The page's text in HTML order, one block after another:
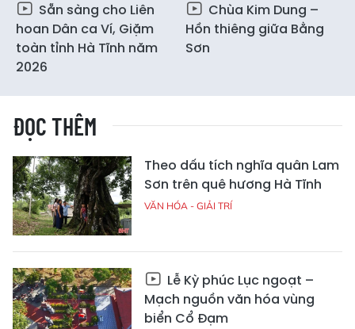
Sẵn sàng cho Liên
hoan Dân ca Ví, Giặm
toàn tỉnh Hà Tĩnh năm
2026
Chùa Kim Dung –
Hồn thiêng giữa Bằng
Sơn
ĐỌC THÊM
Theo dấu tích nghĩa quân Lam
Sơn trên quê hương Hà Tĩnh
VĂN HÓA - GIẢI TRÍ
Lễ Kỳ phúc Lục ngoạt –
Mạch nguồn văn hóa vùng
biển Cổ Đạm